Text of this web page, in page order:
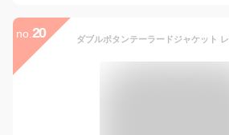
no. 20 ダブルボタンテーラードジャケット